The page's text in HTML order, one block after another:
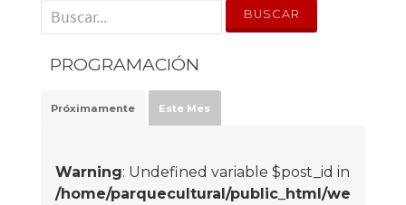
' . __('Search for:') . '
PROGRAMACIÓN
Próximamente Este Mes
Warning: Undefined variable $post_id in
/home/parquecultural/public_html/we